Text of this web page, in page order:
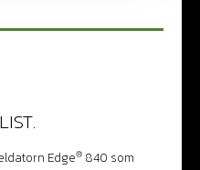
Edge® 840 som